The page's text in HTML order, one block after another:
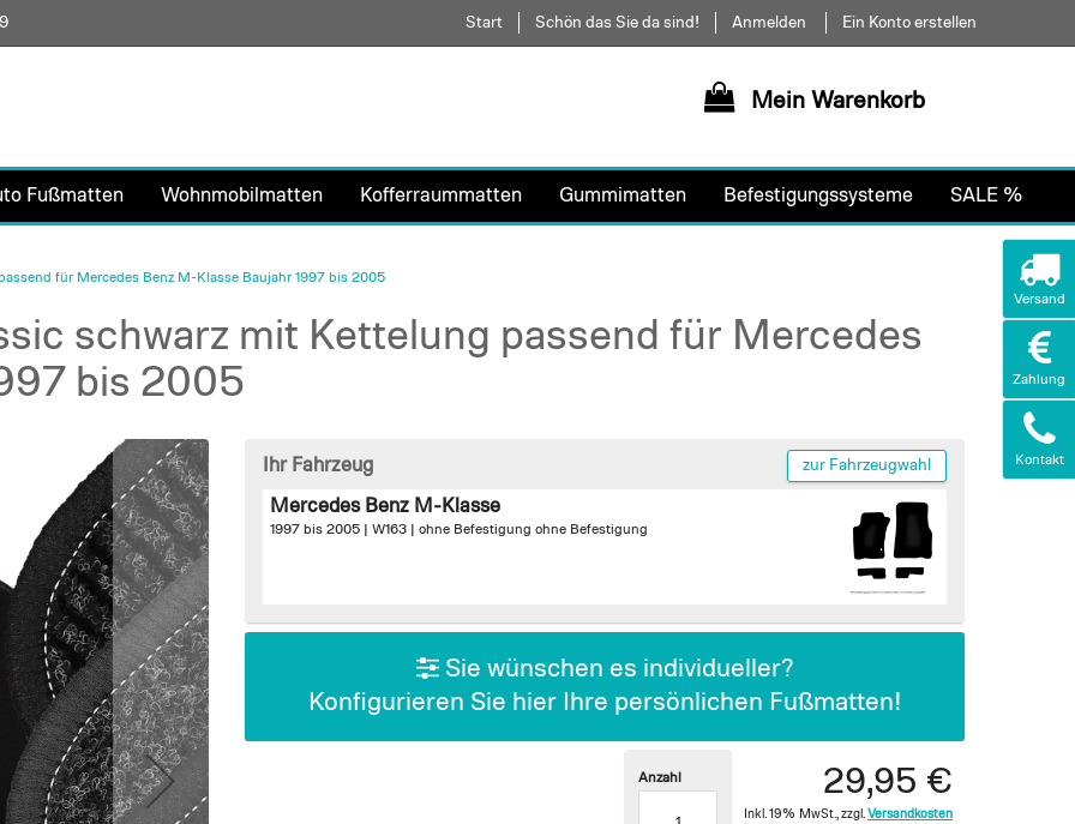
Direkt
zum
Start Schön das Sie da sind! Anmelden Ein Konto erstellen
Mein Warenkorb
Fußmatten Wohnmobilmatten Kofferraummatten Gummimatten Befestigungssysteme SALE %
für Mercedes Benz M-Klasse Baujahr 1997 bis 2005
schwarz mit Kettelung passend für Mercedes
bis 2005
Ihr Fahrzeug zur Fahrzeugwahl
Mercedes Benz M-Klasse
1997 bis 2005 | W163 | ohne Befestigung ohne Befestigung
Sie wünschen es individueller?
Konfigurieren Sie hier Ihre persönlichen Fußmatten!
29,95 €
Inkl. 19% MwSt. zzgl. Versandkosten
Anzahl
Versand
Zahlung
Kontakt